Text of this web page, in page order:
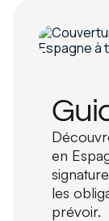
en
les
prévoir.